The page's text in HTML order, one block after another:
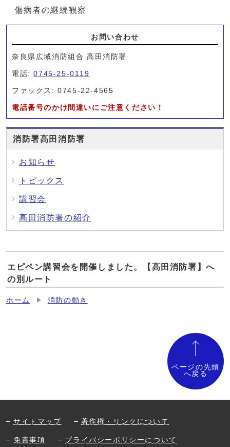
傷病者の継続観察
お問い合わせ
奈良県広域消防組合 高田消防署
電話:0745-25-0119
ファックス: 0745-22-4565
電話番号のかけ間違いにご注意ください！
消防署高田消防署
お知らせ
トピックス
講習会
高田消防署の紹介
エピペン講習会を開催しました。【高田消防署】へ
の別ルート
ホーム 消防の動き
ページの先頭
へ戻る
サイトマップ 著作権・リンクについて
免責事項 プライバシーポリシーについて